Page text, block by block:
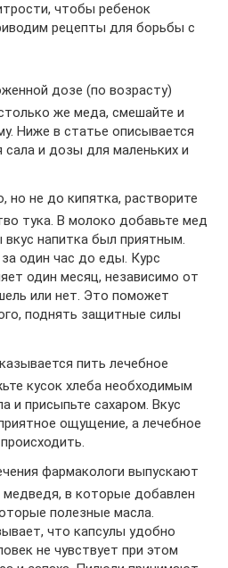
чтобы ребенок
рецепты для борьбы с
дозе (по возрасту)
же меда, смешайте и
Ниже в статье описывается
сала и дозы для маленьких и
но не до кипятка, растворите
тука. В молоко добавьте мед
напитка был приятным.
один час до еды. Курс
один месяц, независимо от
или нет. Это поможет
поднять защитные силы
пить лечебное
кусок хлеба необходимым
и присыпьте сахаром. Вкус
ощущение, а лечебное
фармакологи выпускают
медведя, в которые добавлен
полезные масла.
что капсулы удобно
не чувствует при этом